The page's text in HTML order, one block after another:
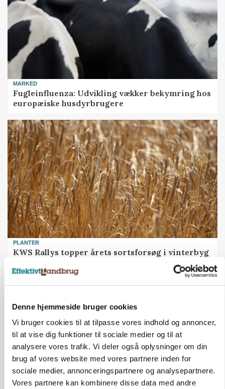
Denne hjemmeside bruger cookies
Vi bruger cookies til at tilpasse vores indhold og annoncer,
til at vise dig funktioner til sociale medier og til at
analysere vores trafik. Vi deler også oplysninger om din
brug af vores website med vores partnere inden for
sociale medier, annonceringspartnere og analysepartnere.
Vores partnere kan kombinere disse data med andre
MARKED
Fugleinfluenza: Udvikling vækker bekymring hos
europæiske husdyrbrugere
PLANTER
KWS Rallys topper årets sortsforsøg i vinterbyg
Loading...